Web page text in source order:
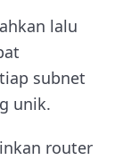
lalu
subnet
unik.
router